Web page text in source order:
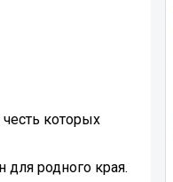
которых
родного края.